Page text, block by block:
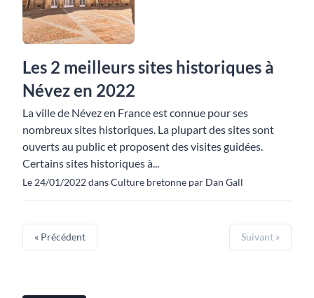
Les 2 meilleurs sites historiques à
Névez en 2022
La ville de Névez en France est connue pour ses
nombreux sites historiques. La plupart des sites sont
ouverts au public et proposent des visites guidées.
Certains sites historiques à...
Le 24/01/2022 dans Culture bretonne par Dan Gall
« Précédent Suivant »